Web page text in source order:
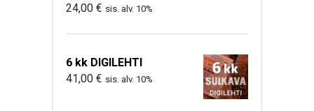
24,00 € sis. alv. 10%
6 kk DIGILEHTI
41,00 € sis. alv. 10%